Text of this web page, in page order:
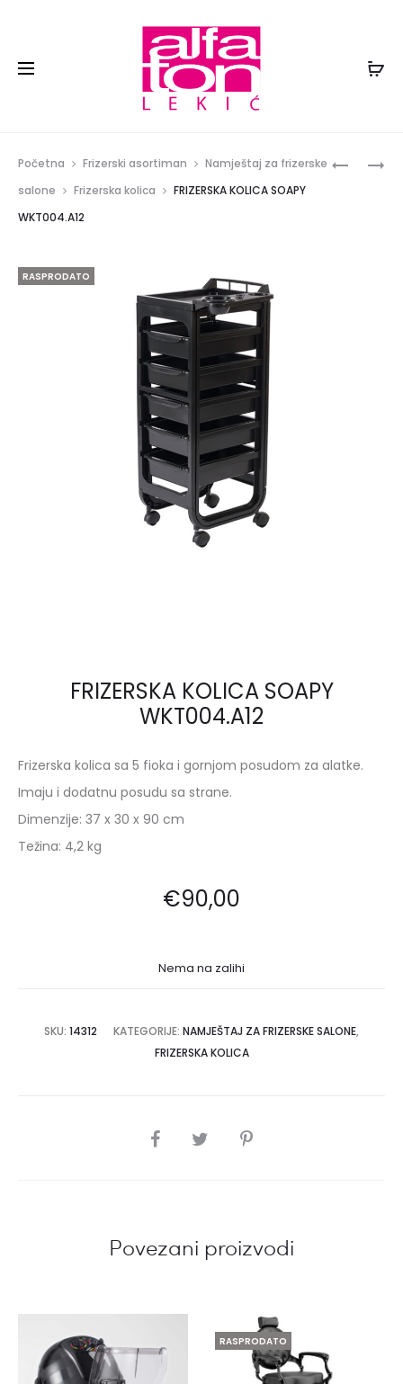
FIKSATOR
Početna Frizerski asortiman
Namještaj za frizerske
salone
Frizerska kolica
FRIZERSKA KOLICA SOAPY
WKT004.A12
RASPRODATO
FRIZERSKA KOLICA SOAPY
WKT004.A12
Frizerska kolica sa 5 fioka i gornjom posudom za alatke.
Imaju i dodatnu posudu sa strane.
Dimenzije: 37 x 30 x 90 cm
Težina: 4,2 kg
€90,00
Nema na zalihi
SKU: 14312 KATEGORIJE: NAMJEŠTAJ ZA FRIZERSKE SALONE,
FRIZERSKA KOLICA
SHARE
Povezani proizvodi
RASPRODATO